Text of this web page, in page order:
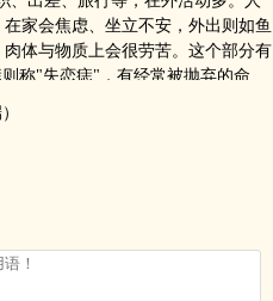
家会焦虑、坐立不安，外出则如鱼
体与物质上会很劳苦。这个部分有
称"失恋痣"，有经常被抛弃的命
亲友相助。第六感优异，有多方
玲珑。死痣的话，无法发挥绘画、
，与亲友纠纷多。最坏时无法继
的人，易为情所摆布，好色。接近
性的引诱。